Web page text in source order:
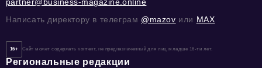
Написать директору в телеграм @mazov или MAX
16+ Сайт может содержать контент, не предназначенный для лиц младше 16-ти лет.
Региональные редакции